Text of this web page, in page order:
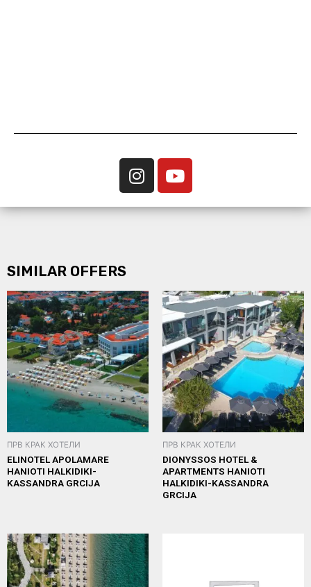
SIMILAR OFFERS
ПРВ КРАК ХОТЕЛИ
ELINOTEL APOLAMARE
HANIOTI HALKIDIKI-
KASSANDRA GRCIJA
ПРВ КРАК ХОТЕЛИ
DIONYSSOS HOTEL &
APARTMENTS HANIOTI
HALKIDIKI-KASSANDRA
GRCIJA